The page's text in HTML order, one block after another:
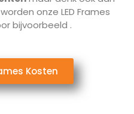
onze LED Frames
bijvoorbeeld .
Kosten